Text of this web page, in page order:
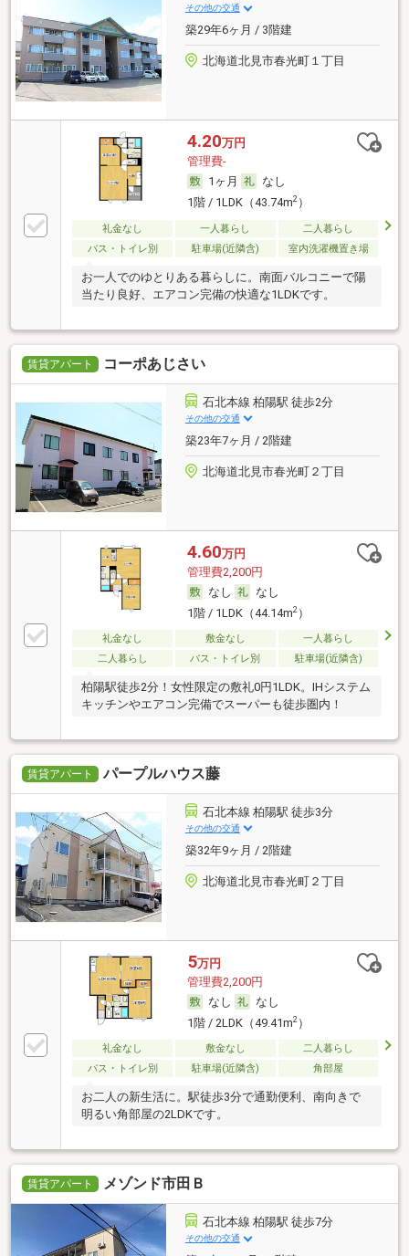
その他の交通
築29年6ヶ月 / 3階建
北海道北見市春光町１丁目
4.20万円
管理費-
1ヶ月
なし
1階 / 1LDK（43.74m2）
礼金なし 一人暮らし
二人暮らし
バス・トイレ別
駐車場(近隣含) 室内洗濯機置き場
お一人でのゆとりある暮らしに。南面バルコニーで陽
当たり良好、エアコン完備の快適な1LDKです。
賃貸アパート コーポあじさい
石北本線 柏陽駅 徒歩2分
その他の交通
築23年7ヶ月 / 2階建
北海道北見市春光町２丁目
4.60万円
管理費2,200円
なし
なし
1階 / 1LDK（44.14m2）
礼金なし 敷金なし
一人暮らし
二人暮らし
バス・トイレ別 駐車場(近隣含)
柏陽駅徒歩2分！女性限定の敷礼0円1LDK。IHシステム
キッチンやエアコン完備でスーパーも徒歩圏内！
賃貸アパート パープルハウス藤
石北本線 柏陽駅 徒歩3分
その他の交通
築32年9ヶ月 / 2階建
北海道北見市春光町２丁目
5万円
管理費2,200円
なし
なし
1階 / 2LDK（49.41m2）
礼金なし 敷金なし
二人暮らし
バス・トイレ別
駐車場(近隣含) 角部屋
お二人の新生活に。駅徒歩3分で通勤便利、南向きで
明るい角部屋の2LDKです。
賃貸アパート メゾンド市田Ｂ
石北本線 柏陽駅 徒歩7分
その他の交通